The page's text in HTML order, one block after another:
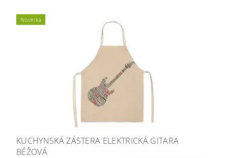
Novinka
KUCHYNSKÁ ZÁSTERA ELEKTRICKÁ GITARA
BÉŽOVÁ